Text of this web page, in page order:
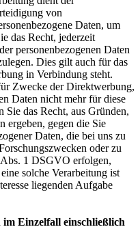
von
Daten, um
das Recht, jederzeit
personenbezogenen Daten
Dies gilt auch für das
in Verbindung steht.
Zwecke der Direktwerbung,
Daten nicht mehr für diese
Sie das Recht, aus Gründen,
ergeben, gegen die Sie
Daten, die bei uns zu
oder zu
1 DSGVO erfolgen,
solche Verarbeitung ist
liegenden Aufgabe
Einzelfall einschließlich